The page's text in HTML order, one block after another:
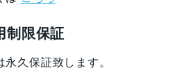
制限保証
久保証致します。